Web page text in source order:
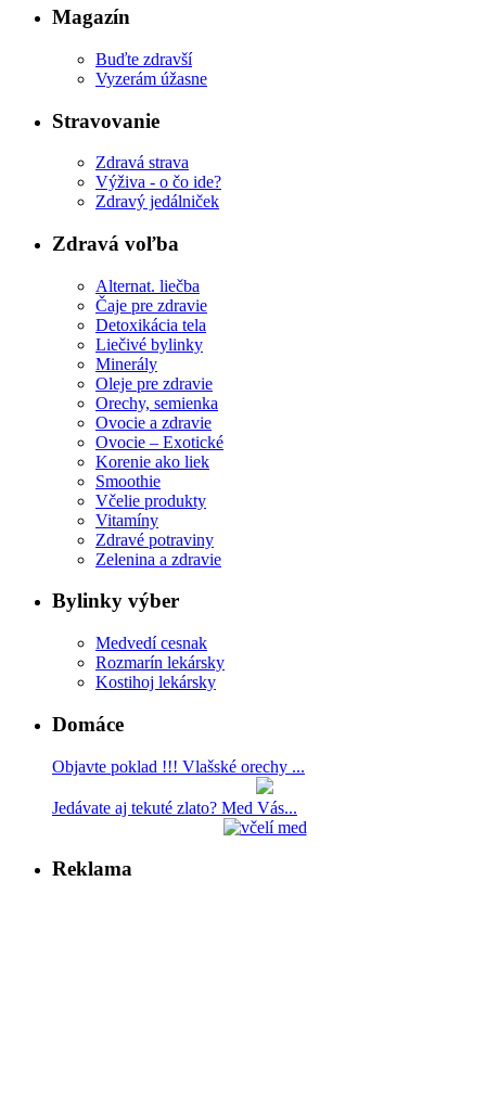
Magazín
Buďte zdravší
Vyzerám úžasne
Stravovanie
Zdravá strava
Výživa - o čo ide?
Zdravý jedálniček
Zdravá voľba
Alternat. liečba
Čaje pre zdravie
Detoxikácia tela
Liečivé bylinky
Minerály
Oleje pre zdravie
Orechy, semienka
Ovocie a zdravie
Ovocie – Exotické
Korenie ako liek
Smoothie
Včelie produkty
Vitamíny
Zdravé potraviny
Zelenina a zdravie
Bylinky výber
Medvedí cesnak
Rozmarín lekársky
Kostihoj lekársky
Domáce
Objavte poklad !!! Vlašské orechy ...
Jedávate aj tekuté zlato? Med Vás...
Reklama